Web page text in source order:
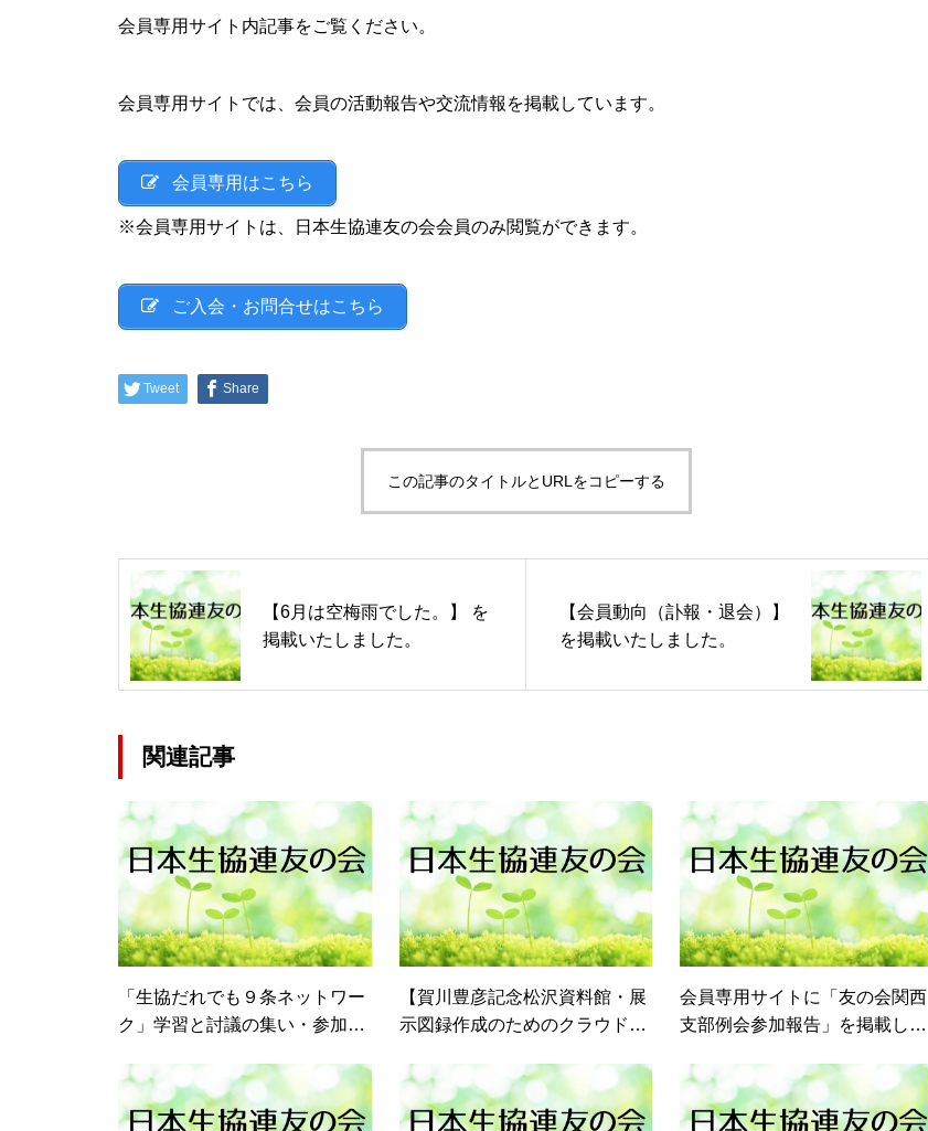
会員専用サイト内記事をご覧ください。
会員専用サイトでは、会員の活動報告や交流情報を掲載しています。
会員専用はこちら
※会員専用サイトは、日本生協連友の会会員のみ閲覧ができます。
ご入会・お問合せはこちら
Tweet Share
この記事のタイトルとURLをコピーする
【6月は空梅雨でした。】 を
掲載いたしました。
【会員動向（訃報・退会）】
を掲載いたしました。
関連記事
「生協だれでも９条ネットワー
ク」学習と討議の集い・参加報
しました。
【賀川豊彦記念松沢資料館・展
示図録作成のためのクラウドフ
を掲載いたしました。
会員専用サイトに「友の会関西
支部例会参加報告」を掲載しま